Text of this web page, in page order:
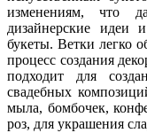
изменениям, что
дизайнерские идеи
букеты. Ветки легко
процесс создания
подходит для
свадебных
мыла, бомбочек,
роз, для украшения